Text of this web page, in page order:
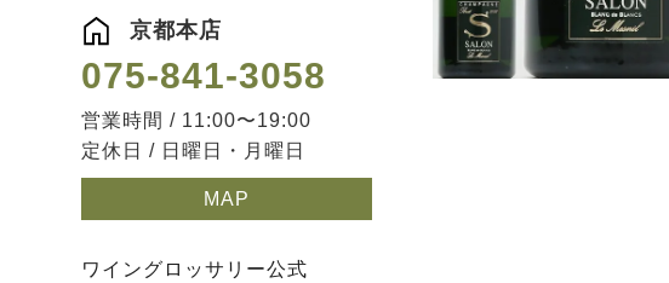
京都本店
075-841-3058
営業時間 / 11:00〜19:00
定休日 / 日曜日・月曜日
MAP
ワイングロッサリー公式